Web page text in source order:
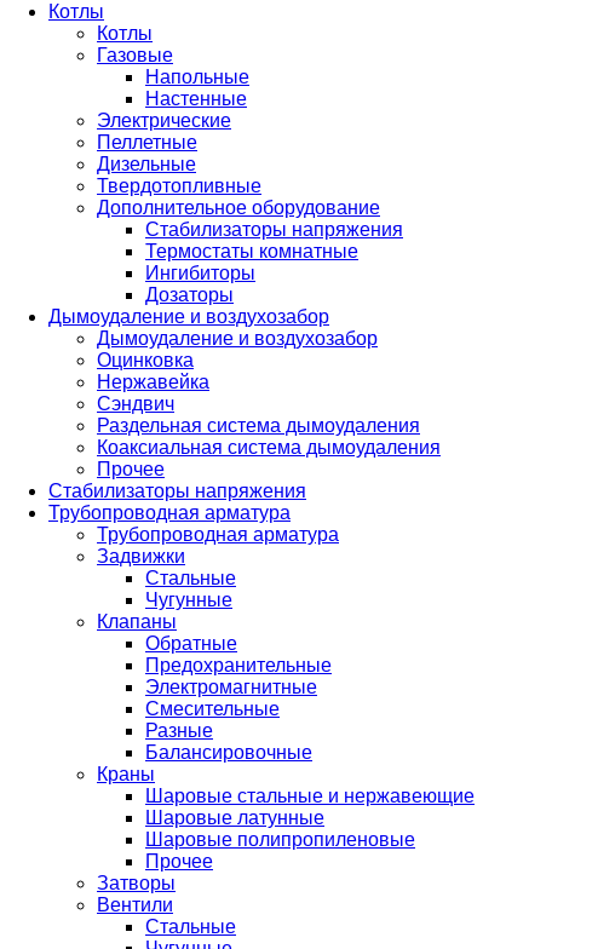
Котлы
Котлы
Газовые
Напольные
Настенные
Электрические
Пеллетные
Дизельные
Твердотопливные
Дополнительное оборудование
Стабилизаторы напряжения
Термостаты комнатные
Ингибиторы
Дозаторы
Дымоудаление и воздухозабор
Дымоудаление и воздухозабор
Оцинковка
Нержавейка
Сэндвич
Раздельная система дымоудаления
Коаксиальная система дымоудаления
Прочее
Стабилизаторы напряжения
Трубопроводная арматура
Трубопроводная арматура
Задвижки
Стальные
Чугунные
Клапаны
Обратные
Предохранительные
Электромагнитные
Смесительные
Разные
Балансировочные
Краны
Шаровые стальные и нержавеющие
Шаровые латунные
Шаровые полипропиленовые
Прочее
Затворы
Вентили
Стальные